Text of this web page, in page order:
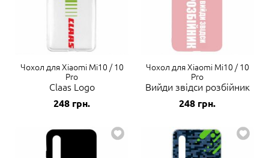
Чохол для Xiaomi Mi10 / 10
Pro
Claas Logo
248 грн.
Чохол для Xiaomi Mi10 / 10
Pro
Вийди звідси розбійник
248 грн.